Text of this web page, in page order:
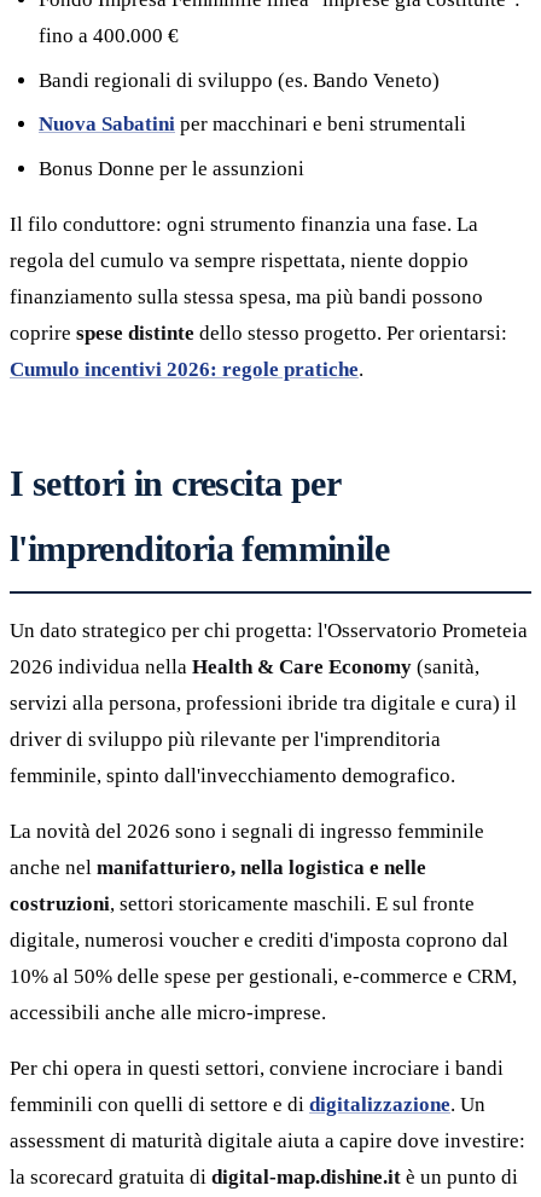
fino a 400.000 €
Bandi regionali di sviluppo (es. Bando Veneto)
Nuova Sabatini per macchinari e beni strumentali
Bonus Donne per le assunzioni
Il filo conduttore: ogni strumento finanzia una fase. La
regola del cumulo va sempre rispettata, niente doppio
finanziamento sulla stessa spesa, ma più bandi possono
coprire spese distinte dello stesso progetto. Per orientarsi:
Cumulo incentivi 2026: regole pratiche.
I settori in crescita per
l'imprenditoria femminile
Un dato strategico per chi progetta: l'Osservatorio Prometeia
2026 individua nella Health & Care Economy (sanità,
servizi alla persona, professioni ibride tra digitale e cura) il
driver di sviluppo più rilevante per l'imprenditoria
femminile, spinto dall'invecchiamento demografico.
La novità del 2026 sono i segnali di ingresso femminile
anche nel manifatturiero, nella logistica e nelle
costruzioni, settori storicamente maschili. E sul fronte
digitale, numerosi voucher e crediti d'imposta coprono dal
10% al 50% delle spese per gestionali, e-commerce e CRM,
accessibili anche alle micro-imprese.
Per chi opera in questi settori, conviene incrociare i bandi
femminili con quelli di settore e di digitalizzazione. Un
assessment di maturità digitale aiuta a capire dove investire:
la scorecard gratuita di digital-map.dishine.it è un punto di